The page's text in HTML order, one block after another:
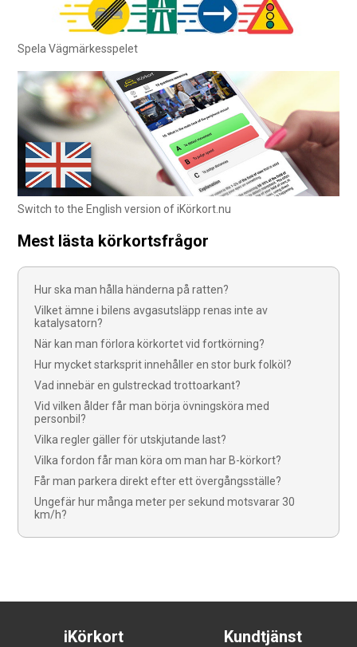
Spela Vägmärkesspelet
Switch to the English version of iKörkort.nu
Mest lästa körkortsfrågor
Hur ska man hålla händerna på ratten?
Vilket ämne i bilens avgasutsläpp renas inte av
katalysatorn?
När kan man förlora körkortet vid fortkörning?
Hur mycket starksprit innehåller en stor burk folköl?
Vad innebär en gulstreckad trottoarkant?
Vid vilken ålder får man börja övningsköra med
personbil?
Vilka regler gäller för utskjutande last?
Vilka fordon får man köra om man har B-körkort?
Får man parkera direkt efter ett övergångsställe?
Ungefär hur många meter per sekund motsvarar 30
km/h?
iKörkort Kundtjänst